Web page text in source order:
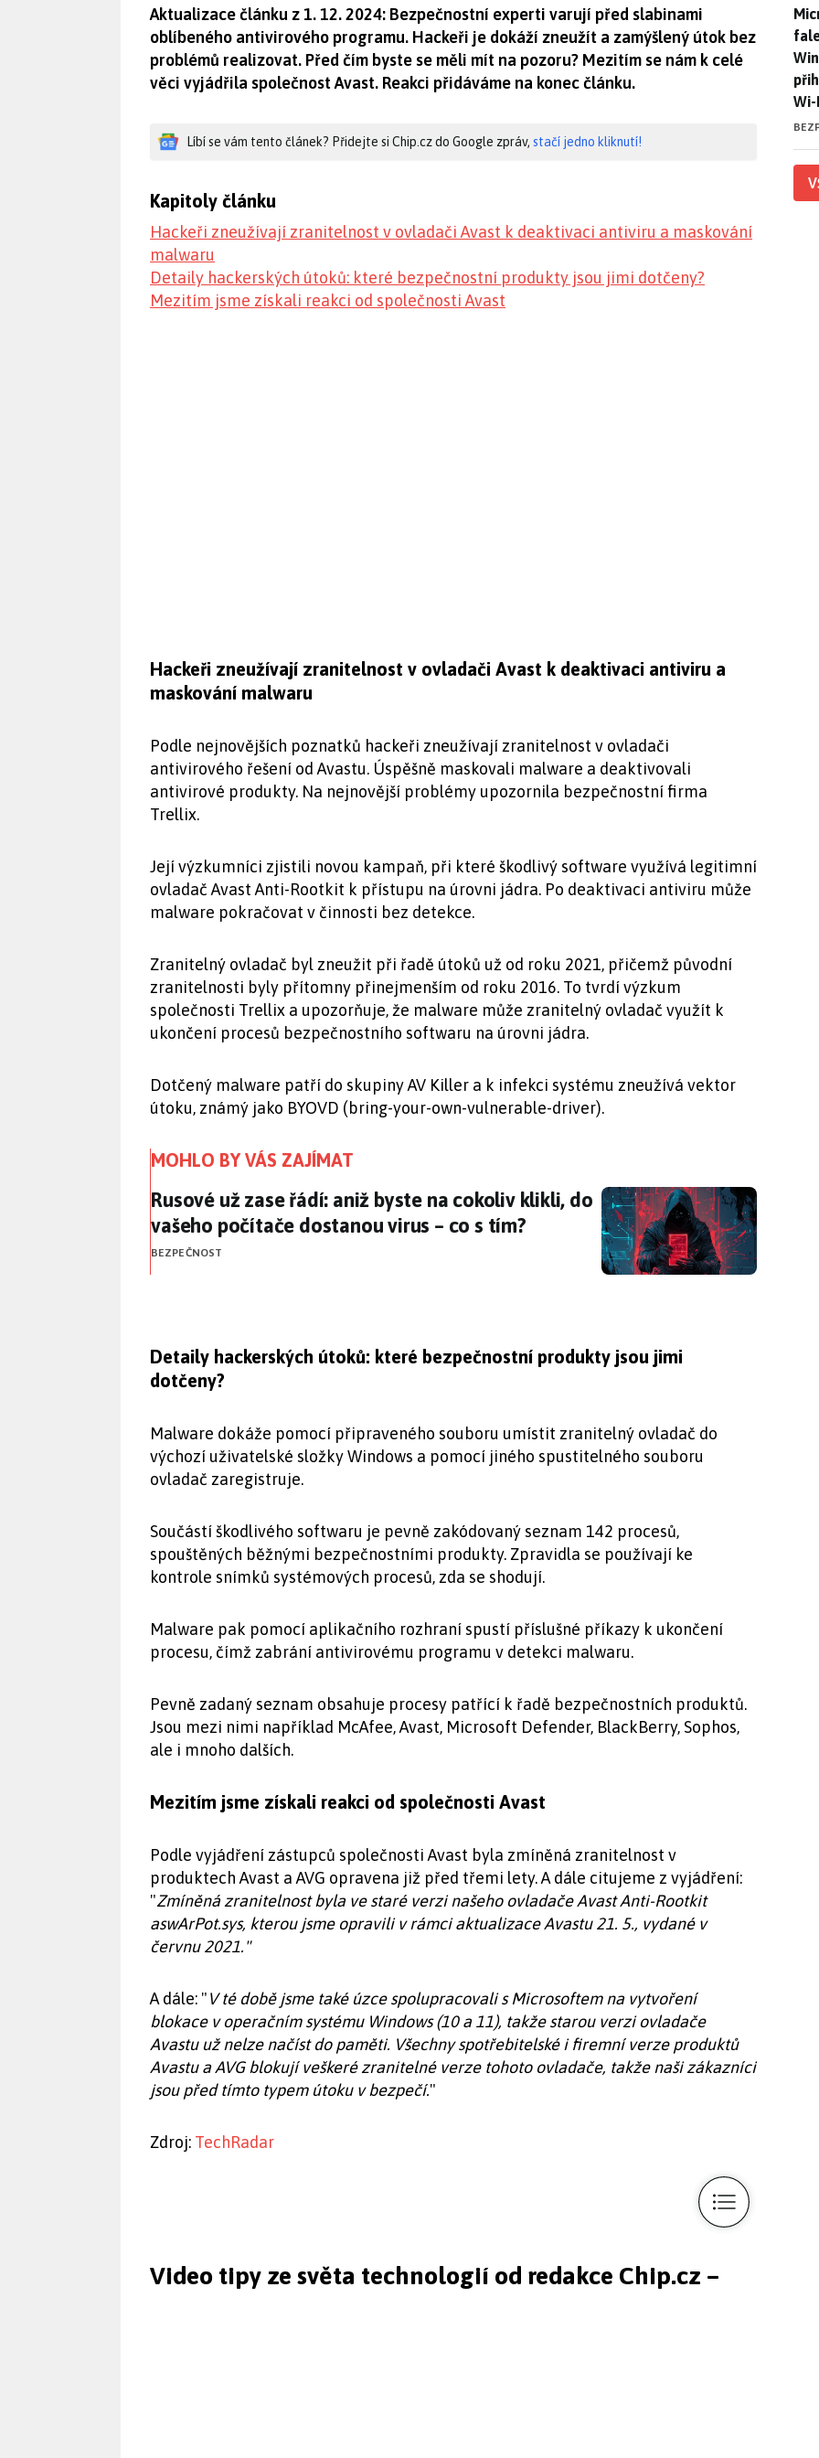
Aktualizace článku z 1. 12. 2024: Bezpečnostní experti varují před slabinami
oblíbeného antivirového programu. Hackeři je dokáží zneužít a zamýšlený útok bez
problémů realizovat. Před čím byste se měli mít na pozoru? Mezitím se nám k celé
věci vyjádřila společnost Avast. Reakci přidáváme na konec článku.
Líbí se vám tento článek? Přidejte si Chip.cz do Google zpráv, stačí jedno kliknutí!
Kapitoly článku
Hackeři zneužívají zranitelnost v ovladači Avast k deaktivaci antiviru a maskování
malwaru
Detaily hackerských útoků: které bezpečnostní produkty jsou jimi dotčeny?
Mezitím jsme získali reakci od společnosti Avast
Hackeři zneužívají zranitelnost v ovladači Avast k deaktivaci antiviru a
maskování malwaru
Podle nejnovějších poznatků hackeři zneužívají zranitelnost v ovladači
antivirového řešení od Avastu. Úspěšně maskovali malware a deaktivovali
antivirové produkty. Na nejnovější problémy upozornila bezpečnostní firma
Trellix.
Její výzkumníci zjistili novou kampaň, při které škodlivý software využívá legitimní
ovladač Avast Anti-Rootkit k přístupu na úrovni jádra. Po deaktivaci antiviru může
malware pokračovat v činnosti bez detekce.
Zranitelný ovladač byl zneužit při řadě útoků už od roku 2021, přičemž původní
zranitelnosti byly přítomny přinejmenším od roku 2016. To tvrdí výzkum
společnosti Trellix a upozorňuje, že malware může zranitelný ovladač využít k
ukončení procesů bezpečnostního softwaru na úrovni jádra.
Dotčený malware patří do skupiny AV Killer a k infekci systému zneužívá vektor
útoku, známý jako BYOVD (bring-your-own-vulnerable-driver).
MOHLO BY VÁS ZAJÍMAT
Rusové už zase řádí: aniž byste na cokoliv klikli, do vašeho počítače
Rusové už zase řádí: aniž byste na cokoliv klikli, do
vašeho počítače dostanou virus – co s tím?
BEZPEČNOST
Detaily hackerských útoků: které bezpečnostní produkty jsou jimi
dotčeny?
Malware dokáže pomocí připraveného souboru umístit zranitelný ovladač do
výchozí uživatelské složky Windows a pomocí jiného spustitelného souboru
ovladač zaregistruje.
Součástí škodlivého softwaru je pevně zakódovaný seznam 142 procesů,
spouštěných běžnými bezpečnostními produkty. Zpravidla se používají ke
kontrole snímků systémových procesů, zda se shodují.
Malware pak pomocí aplikačního rozhraní spustí příslušné příkazy k ukončení
procesu, čímž zabrání antivirovému programu v detekci malwaru.
Pevně zadaný seznam obsahuje procesy patřící k řadě bezpečnostních produktů.
Jsou mezi nimi například McAfee, Avast, Microsoft Defender, BlackBerry, Sophos,
ale i mnoho dalších.
Mezitím jsme získali reakci od společnosti Avast
Podle vyjádření zástupců společnosti Avast byla zmíněná zranitelnost v
produktech Avast a AVG opravena již před třemi lety. A dále citujeme z vyjádření:
"Zmíněná zranitelnost byla ve staré verzi našeho ovladače Avast Anti-Rootkit
aswArPot.sys, kterou jsme opravili v rámci aktualizace Avastu 21. 5., vydané v
červnu 2021."
A dále: "V té době jsme také úzce spolupracovali s Microsoftem na vytvoření
blokace v operačním systému Windows (10 a 11), takže starou verzi ovladače
Avastu už nelze načíst do paměti. Všechny spotřebitelské i firemní verze produktů
Avastu a AVG blokují veškeré zranitelné verze tohoto ovladače, takže naši zákazníci
jsou před tímto typem útoku v bezpečí."
Zdroj: TechRadar
Video tipy ze světa technologií od redakce Chip.cz –
Wi-